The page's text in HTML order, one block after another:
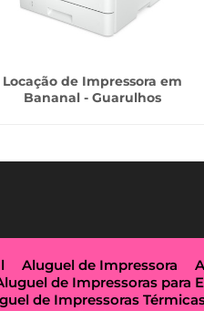
Locação de Impressora em
Bananal - Guarulhos
Aluguel de Impressora
de Impressoras para
de Impressoras